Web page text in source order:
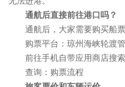
通航后直接前往港口吗？
通航后，大家需要购买船票
购票平台：琼州海峡轮渡管
前往手机自带应用商店搜索“
查询：购票流程